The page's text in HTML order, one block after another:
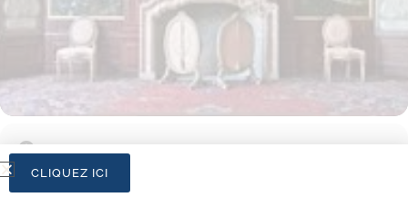
Heure
06/10/2016 10h00
CLIQUEZ ICI